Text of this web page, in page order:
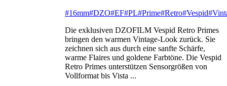
#16mm#DZO#EF#PL#Prime#Retro#Vespid
Die exklusiven DZOFILM Vespid Retro Primes
bringen den warmen Vintage-Look zurück. Sie
zeichnen sich aus durch eine sanfte Schärfe,
warme Flaires und goldene Farbtöne. Die Vespid
Retro Primes unterstützen Sensorgrößen von
Vollformat bis Vista ...